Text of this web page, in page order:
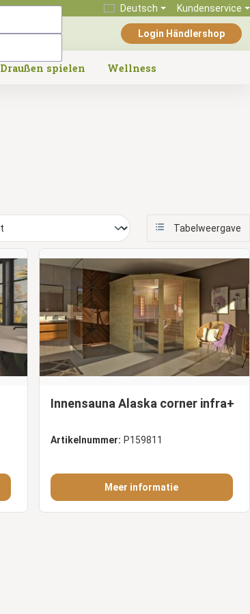
Deutsch Kundenservice
Login Händlershop
Draußen spielen Wellness
Tabelweergave
Innensauna Alaska corner infra+
Artikelnummer: P159811
Meer informatie